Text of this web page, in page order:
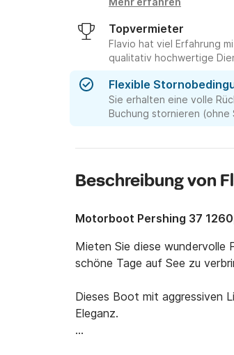
Topvermieter
Flavio hat viel Erfahrung
qualitativ hochwertige
Flexible
Sie erhalten eine volle
Buchung stornieren
Beschreibung von
Motorboot Pershing 37
Mieten Sie diese wundervolle
schöne Tage auf See zu
Dieses Boot mit aggressiven
Eleganz.